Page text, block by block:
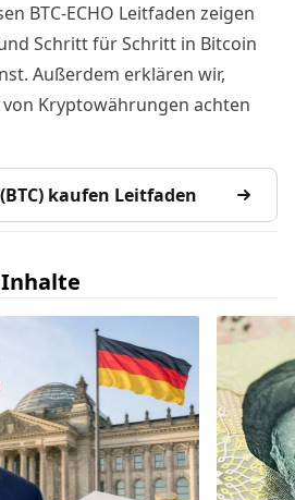
BTC-ECHO Leitfaden zeigen
Schritt für Schritt in Bitcoin
Außerdem erklären wir,
Kryptowährungen achten
kaufen Leitfaden
Inhalte